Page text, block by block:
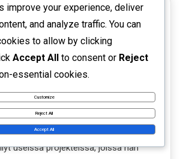
Mira Järvinen
optimoinnin asiantuntija, joka
koodauksen kauneutta. Hän on
useissa projekteissa, joissa hän
improve your experience, deliver
and analyze traffic. You can
to allow by clicking
Accept All to consent or Reject
essential cookies.
Customize
Reject All
Accept All